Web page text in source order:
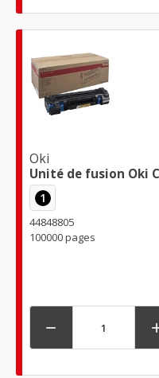
Oki
Unité de fusion Oki
1
44848805
100000 pages
